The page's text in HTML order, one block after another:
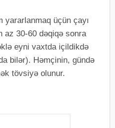
yararlanmaq üçün çayı
az 30-60 dəqiqə sonra
eyni vaxtda içildikdə
bilər). Həmçinin, gündə
tövsiyə olunur.